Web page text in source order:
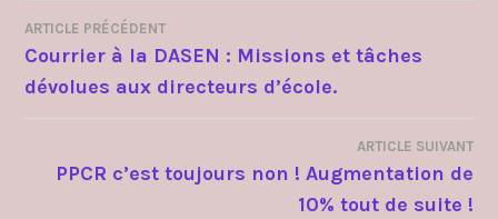
NAVIGATION
DE
ARTICLE PRÉCÉDENT
Courrier à la DASEN : Missions et tâches
dévolues aux directeurs d’école.
ARTICLE SUIVANT
PPCR c’est toujours non ! Augmentation de
10% tout de suite !